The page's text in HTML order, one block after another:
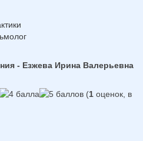
- Езжева Ирина Валерьевна
(1 оценок, в